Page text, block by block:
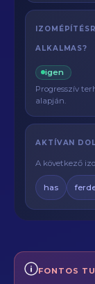
ALKALMAS?
igen
Progresszív
alapján.
AKTÍVAN
A következő
has
FONTOS